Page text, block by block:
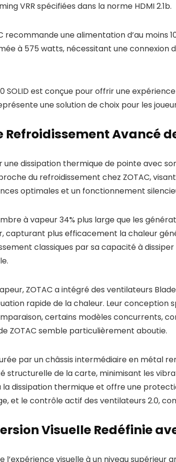
VRR spécifiées dans la norme HDMI 2.1b.
recommande une alimentation d’au moins
à 575 watts, nécessitant une connexion
SOLID est conçue pour offrir une
une solution de choix pour les
Refroidissement Avancé
une dissipation thermique de pointe avec
du refroidissement chez ZOTAC,
optimales et un fonctionnement
à vapeur 34% plus large que les
capturant plus efficacement la chaleur
classiques par sa capacité à
ZOTAC a intégré des ventilateurs
rapide de la chaleur. Leur
certains modèles concurrents,
ZOTAC semble particulièrement aboutie.
par un châssis intermédiaire en métal
de la carte, minimisant les
dissipation thermique et offre une
et le contrôle actif des ventilateurs 2.0,
Visuelle Redéfinie
l’expérience visuelle à un niveau